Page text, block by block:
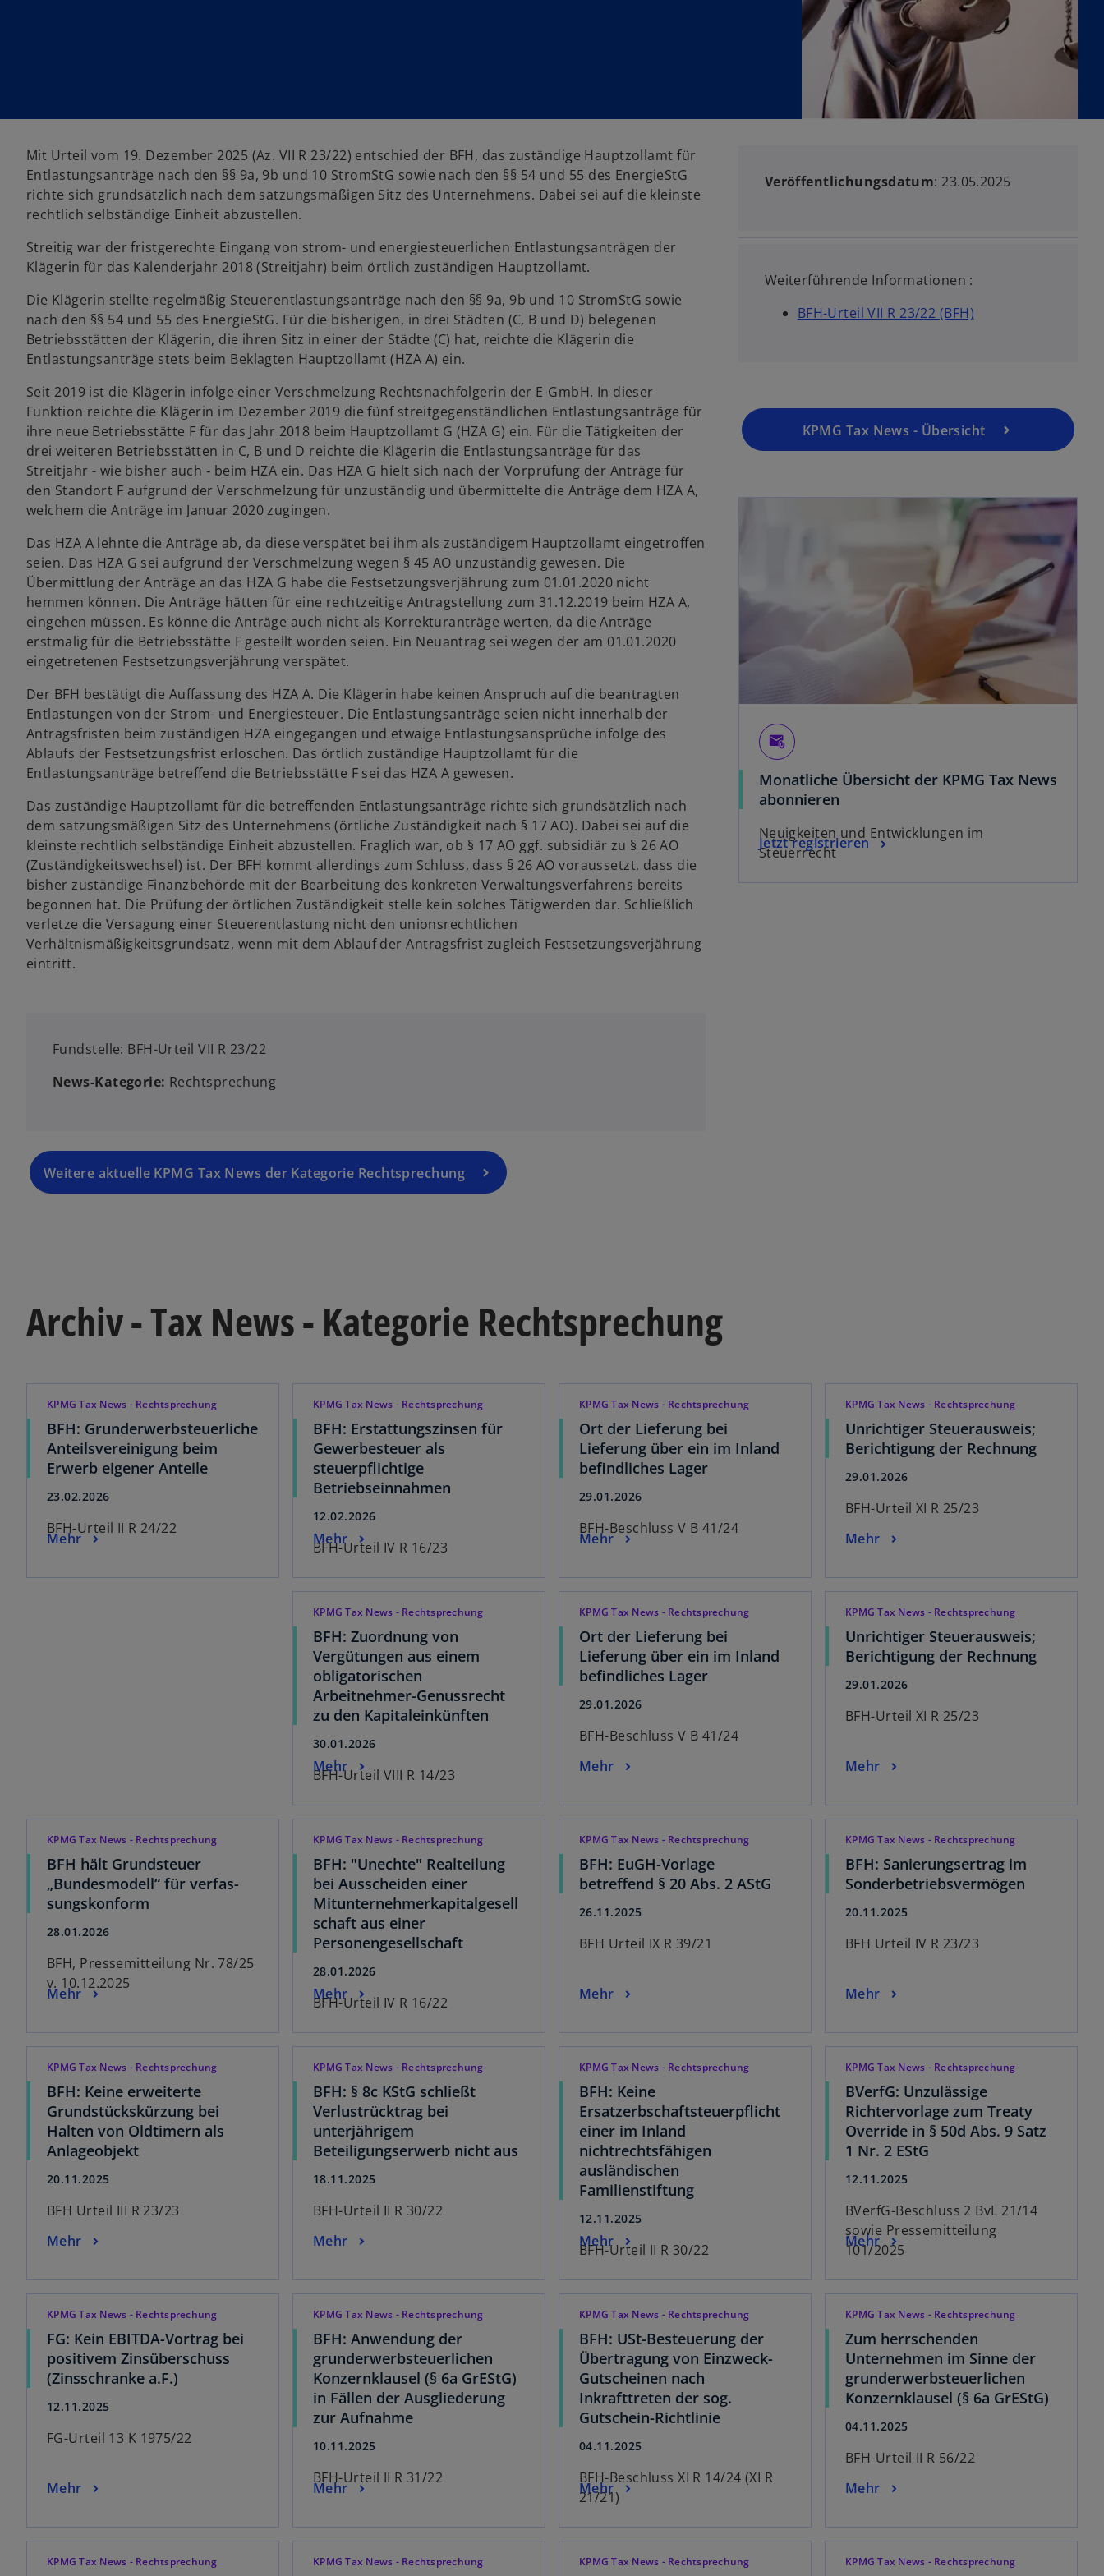
t
f
Mit Urteil vom 19. Dezember 2025 (Az. VII R 23/22) entschied der BFH, das zuständige Hauptzollamt für
Entlastungsanträge nach den §§ 9a, 9b und 10 StromStG sowie nach den §§ 54 und 55 des EnergieStG
richte sich grundsätzlich nach dem satzungsmäßigen Sitz des Unternehmens. Dabei sei auf die kleinste
rechtlich selbständige Einheit abzustellen.
Streitig war der fristgerechte Eingang von strom- und energiesteuerlichen Entlastungsanträgen der
Klägerin für das Kalenderjahr 2018 (Streitjahr) beim örtlich zuständigen Hauptzollamt.
Die Klägerin stellte regelmäßig Steuerentlastungsanträge nach den §§ 9a, 9b und 10 StromStG sowie
nach den §§ 54 und 55 des EnergieStG. Für die bisherigen, in drei Städten (C, B und D) belegenen
Betriebsstätten der Klägerin, die ihren Sitz in einer der Städte (C) hat, reichte die Klägerin die
Entlastungsanträge stets beim Beklagten Hauptzollamt (HZA A) ein.
Seit 2019 ist die Klägerin infolge einer Verschmelzung Rechtsnachfolgerin der E-GmbH. In dieser
Funktion reichte die Klägerin im Dezember 2019 die fünf streitgegenständlichen Entlastungsanträge für
ihre neue Betriebsstätte F für das Jahr 2018 beim Hauptzollamt G (HZA G) ein. Für die Tätigkeiten der
drei weiteren Betriebsstätten in C, B und D reichte die Klägerin die Entlastungsanträge für das
Streitjahr - wie bisher auch ‑ beim HZA ein. Das HZA G hielt sich nach der Vorprüfung der Anträge für
den Standort F aufgrund der Verschmelzung für unzuständig und übermittelte die Anträge dem HZA A,
welchem die Anträge im Januar 2020 zugingen.
Das HZA A lehnte die Anträge ab, da diese verspätet bei ihm als zuständigem Hauptzollamt eingetroffen
seien. Das HZA G sei aufgrund der Verschmelzung wegen § 45 AO unzuständig gewesen. Die
Übermittlung der Anträge an das HZA G habe die Festsetzungsverjährung zum 01.01.2020 nicht
hemmen können. Die Anträge hätten für eine rechtzeitige Antragstellung zum 31.12.2019 beim HZA A,
eingehen müssen. Es könne die Anträge auch nicht als Korrekturanträge werten, da die Anträge
erstmalig für die Betriebsstätte F gestellt worden seien. Ein Neuantrag sei wegen der am 01.01.2020
eingetretenen Festsetzungsverjährung verspätet.
Der BFH bestätigt die Auffassung des HZA A. Die Klägerin habe keinen Anspruch auf die beantragten
Entlastungen von der Strom- und Energiesteuer. Die Entlastungsanträge seien nicht innerhalb der
Antragsfristen beim zuständigen HZA eingegangen und etwaige Entlastungsansprüche infolge des
Ablaufs der Festsetzungsfrist erloschen. Das örtlich zuständige Hauptzollamt für die
Entlastungsanträge betreffend die Betriebsstätte F sei das HZA A gewesen.
Das zuständige Hauptzollamt für die betreffenden Entlastungsanträge richte sich grundsätzlich nach
dem satzungsmäßigen Sitz des Unternehmens (örtliche Zuständigkeit nach § 17 AO). Dabei sei auf die
kleinste rechtlich selbständige Einheit abzustellen. Fraglich war, ob § 17 AO ggf. subsidiär zu § 26 AO
(Zuständigkeitswechsel) ist. Der BFH kommt allerdings zum Schluss, dass § 26 AO voraussetzt, dass die
bisher zuständige Finanzbehörde mit der Bearbeitung des konkreten Verwaltungsverfahrens bereits
begonnen hat. Die Prüfung der örtlichen Zuständigkeit stelle kein solches Tätigwerden dar. Schließlich
verletze die Versagung einer Steuerentlastung nicht den unionsrechtlichen
Verhältnismäßigkeitsgrundsatz, wenn mit dem Ablauf der Antragsfrist zugleich Festsetzungsverjährung
eintritt.
Fundstelle: BFH-Urteil VII R 23/22
News-Kategorie: Rechtsprechung
Weitere aktuelle KPMG Tax News der Kategorie Rechtsprechung
Veröffentlichungsdatum: 23.05.2025
Weiterführende Informationen :
BFH-Urteil VII R 23/22 (BFH)
KPMG Tax News - Übersicht
attach_email
Monatliche Übersicht der KPMG Tax News
abonnieren
Neuigkeiten und Entwicklungen im
Steuerrecht
Jetzt registrieren
Archiv - Tax News - Kategorie Rechtsprechung
KPMG Tax News - Rechtsprechung
BFH: Grunderwerbsteuerliche
Anteilsvereinigung beim
Erwerb eigener Anteile
23.02.2026
BFH-Urteil II R 24/22
Mehr
KPMG Tax News - Rechtsprechung
BFH: Erstattungszinsen für
Gewerbesteuer als
steuerpflichtige
Betriebseinnahmen
12.02.2026
BFH-Urteil IV R 16/23
Mehr
KPMG Tax News - Rechtsprechung
Ort der Lieferung bei
Lieferung über ein im Inland
befindliches Lager
29.01.2026
BFH-Beschluss V B 41/24
Mehr
KPMG Tax News - Rechtsprechung
Unrichtiger Steuerausweis;
Berichtigung der Rechnung
29.01.2026
BFH-Urteil XI R 25/23
Mehr
KPMG Tax News - Rechtsprechung
BFH: Zuordnung von
Vergütungen aus einem
obligatorischen
Arbeitnehmer-Genussrecht
zu den Kapitaleinkünften
30.01.2026
BFH-Urteil VIII R 14/23
Mehr
KPMG Tax News - Rechtsprechung
Ort der Lieferung bei
Lieferung über ein im Inland
befindliches Lager
29.01.2026
BFH-Beschluss V B 41/24
Mehr
KPMG Tax News - Rechtsprechung
Unrichtiger Steuerausweis;
Berichtigung der Rechnung
29.01.2026
BFH-Urteil XI R 25/23
Mehr
KPMG Tax News - Rechtsprechung
BFH hält Grundsteuer
„Bundesmodell“ für verfas-
sungskonform
28.01.2026
BFH, Pressemitteilung Nr. 78/25
v. 10.12.2025
Mehr
KPMG Tax News - Rechtsprechung
BFH: "Unechte" Realteilung
bei Ausscheiden einer
Mitunternehmerkapitalgesell
schaft aus einer
Personengesellschaft
28.01.2026
BFH-Urteil IV R 16/22
Mehr
KPMG Tax News - Rechtsprechung
BFH: EuGH-Vorlage
betreffend § 20 Abs. 2 AStG
26.11.2025
BFH Urteil IX R 39/21
Mehr
KPMG Tax News - Rechtsprechung
BFH: Sanierungsertrag im
Sonderbetriebsvermögen
20.11.2025
BFH Urteil IV R 23/23
Mehr
KPMG Tax News - Rechtsprechung
BFH: Keine erweiterte
Grundstückskürzung bei
Halten von Oldtimern als
Anlageobjekt
20.11.2025
BFH Urteil III R 23/23
Mehr
KPMG Tax News - Rechtsprechung
BFH: § 8c KStG schließt
Verlustrücktrag bei
unterjährigem
Beteiligungserwerb nicht aus
18.11.2025
BFH-Urteil II R 30/22
Mehr
KPMG Tax News - Rechtsprechung
BFH: Keine
Ersatzerbschaftsteuerpflicht
einer im Inland
nichtrechtsfähigen
ausländischen
Familienstiftung
12.11.2025
BFH-Urteil II R 30/22
Mehr
KPMG Tax News - Rechtsprechung
BVerfG: Unzulässige
Richtervorlage zum Treaty
Override in § 50d Abs. 9 Satz
1 Nr. 2 EStG
12.11.2025
BVerfG-Beschluss 2 BvL 21/14
sowie Pressemitteilung
101/2025
Mehr
KPMG Tax News - Rechtsprechung
FG: Kein EBITDA-Vortrag bei
positivem Zinsüberschuss
(Zinsschranke a.F.)
12.11.2025
FG-Urteil 13 K 1975/22
Mehr
KPMG Tax News - Rechtsprechung
BFH: Anwendung der
grunderwerbsteuerlichen
Konzernklausel (§ 6a GrEStG)
in Fällen der Ausgliederung
zur Aufnahme
10.11.2025
BFH-Urteil II R 31/22
Mehr
KPMG Tax News - Rechtsprechung
BFH: USt-Besteuerung der
Übertragung von Einzweck-
Gutscheinen nach
Inkrafttreten der sog.
Gutschein-Richtlinie
04.11.2025
BFH-Beschluss XI R 14/24 (XI R
21/21)
Mehr
KPMG Tax News - Rechtsprechung
Zum herrschenden
Unternehmen im Sinne der
grunderwerbsteuerlichen
Konzernklausel (§ 6a GrEStG)
04.11.2025
BFH-Urteil II R 56/22
Mehr
KPMG Tax News - Rechtsprechung KPMG Tax News - Rechtsprechung KPMG Tax News - Rechtsprechung KPMG Tax News - Rechtsprechung